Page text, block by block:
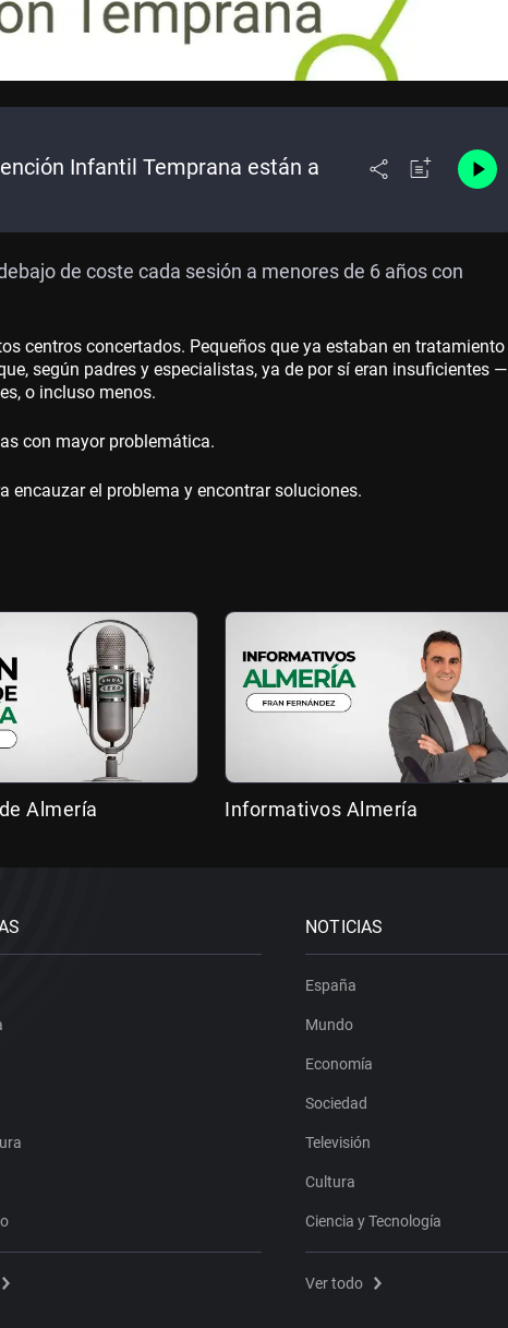
Infantil Temprana están a
de coste cada sesión a menores de 6 años con
centros concertados. Pequeños que ya estaban en tratamiento
según padres y especialistas, ya de por sí eran insuficientes —
o incluso menos.
con mayor problemática.
encauzar el problema y encontrar soluciones.
Almería Informativos Almería
NOTICIAS
España
Mundo
Economía
Sociedad
Televisión
Cultura
Ciencia y Tecnología
Ver todo